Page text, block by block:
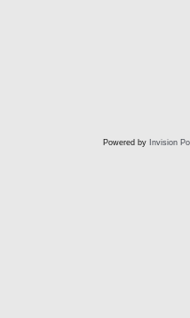
Powered by Invision